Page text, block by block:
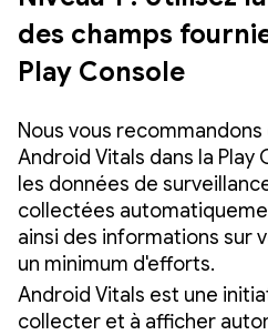
des champs
Play Console
Nous vous
Android Vitals dans la
les données de
collectées
ainsi des informations sur
un minimum d'efforts.
Android Vitals est une
collecter et à afficher